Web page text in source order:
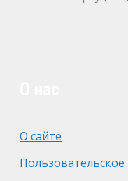
О сайте